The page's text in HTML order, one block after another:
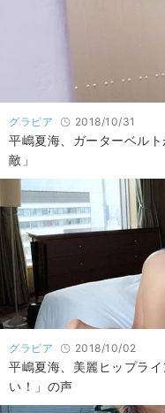
グラビア 2018/10/31
平嶋夏海、ガーターベル
敵」
グラビア 2018/10/02
平嶋夏海、美麗ヒップラ
い！」の声